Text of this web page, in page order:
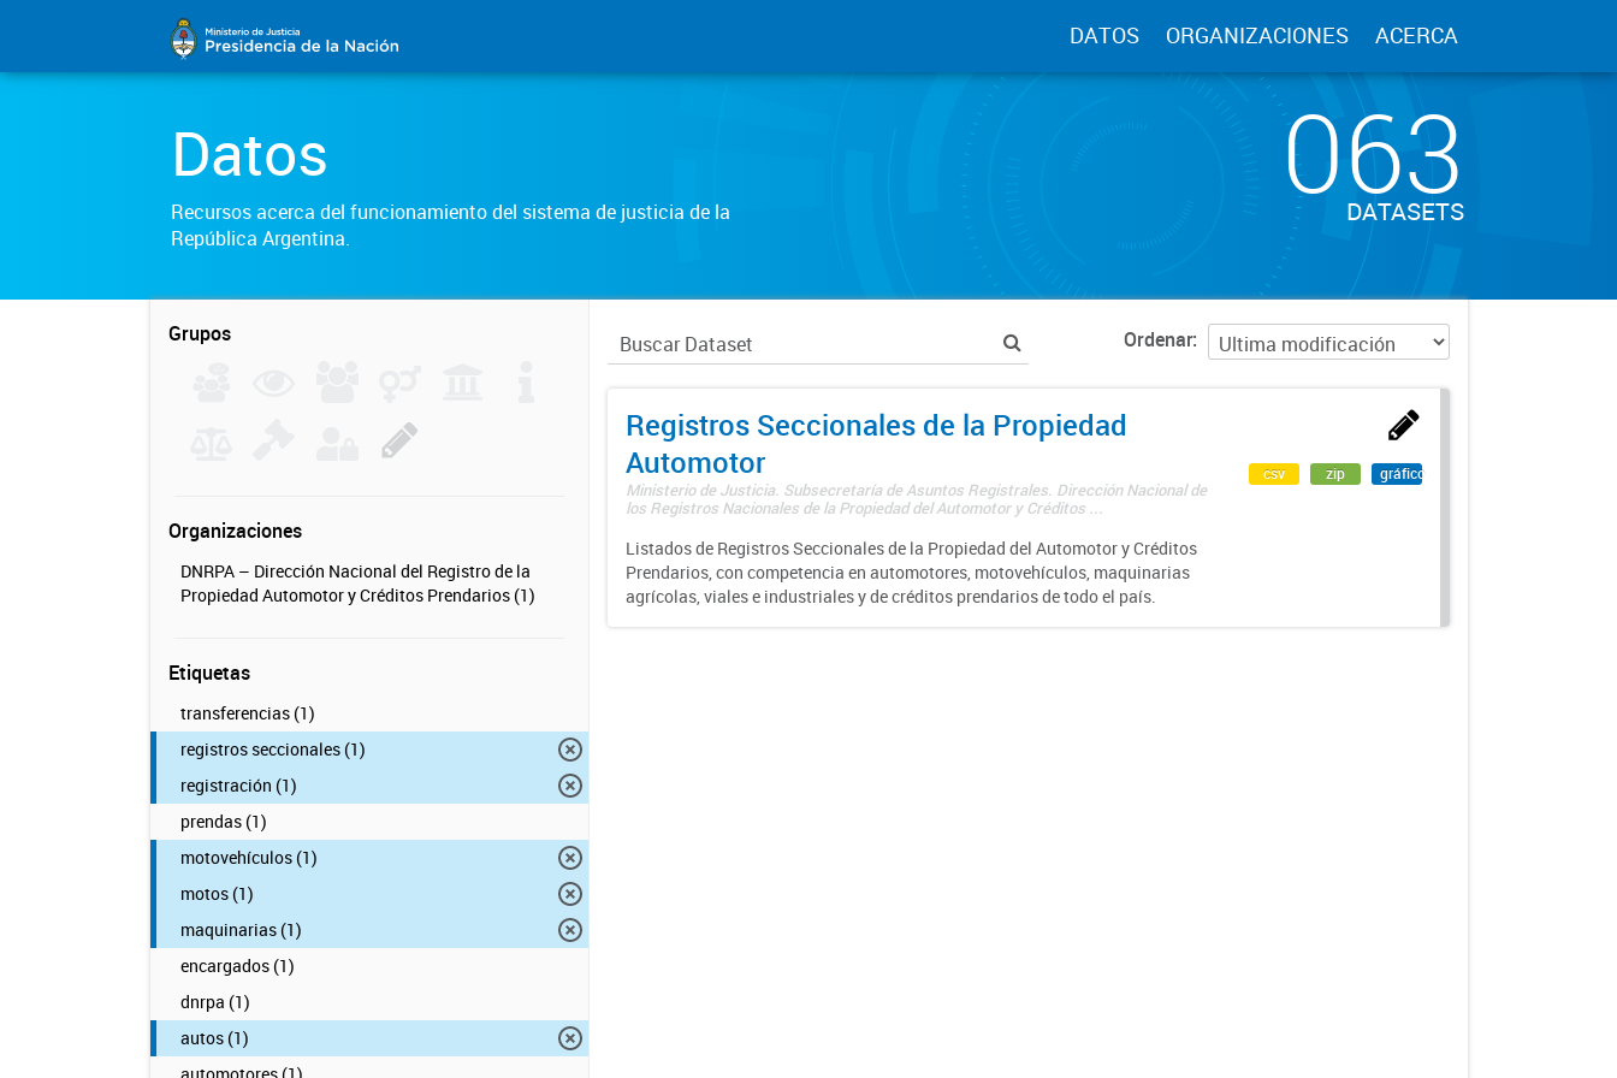
DATOS ORGANIZACIONES ACERCA
Datos
Recursos acerca del funcionamiento del sistema de justicia de la
República Argentina.
063
DATASETS
Grupos
Organizaciones
DNRPA – Dirección Nacional del Registro de la
Propiedad Automotor y Créditos Prendarios (1)
Etiquetas
transferencias (1)
registros seccionales (1)
registración (1)
prendas (1)
motovehículos (1)
motos (1)
maquinarias (1)
encargados (1)
dnrpa (1)
autos (1)
Ordenar
Registros Seccionales de la Propiedad
Automotor
Ministerio de Justicia. Subsecretaría de Asuntos Registrales. Dirección Nacional de
los Registros Nacionales de la Propiedad del Automotor y Créditos ...
Listados de Registros Seccionales de la Propiedad del Automotor y Créditos
Prendarios, con competencia en automotores, motovehículos, maquinarias
agrícolas, viales e industriales y de créditos prendarios de todo el país.
csv zip gráfico